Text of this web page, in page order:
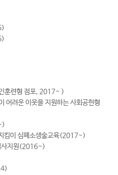
훈련형 점포, 2017~ )
어려운 이웃을 지원하는 사회공헌형
킴이 심폐소생술교육(2017~)
사지원(2016~)